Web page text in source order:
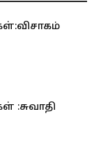
:சுவாதி